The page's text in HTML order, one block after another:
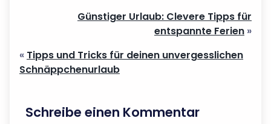
Günstiger Urlaub: Clevere Tipps für
entspannte Ferien »
« Tipps und Tricks für deinen unvergesslichen
Schnäppchenurlaub
Schreibe einen Kommentar